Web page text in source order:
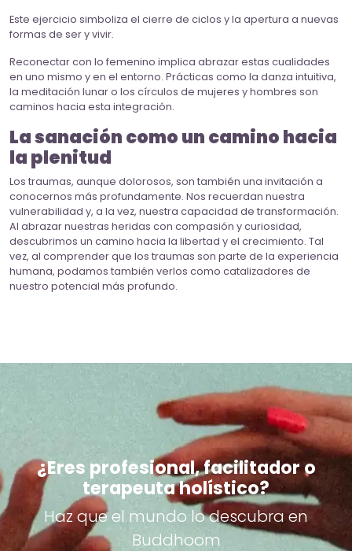
Este ejercicio simboliza el cierre de ciclos y la apertura a nuevas
formas de ser y vivir.
Reconectar con lo femenino implica abrazar estas cualidades
en uno mismo y en el entorno. Prácticas como la danza intuitiva,
la meditación lunar o los círculos de mujeres y hombres son
caminos hacia esta integración.
La sanación como un camino hacia
la plenitud
Los traumas, aunque dolorosos, son también una invitación a
conocernos más profundamente. Nos recuerdan nuestra
vulnerabilidad y, a la vez, nuestra capacidad de transformación.
Al abrazar nuestras heridas con compasión y curiosidad,
descubrimos un camino hacia la libertad y el crecimiento. Tal
vez, al comprender que los traumas son parte de la experiencia
humana, podamos también verlos como catalizadores de
nuestro potencial más profundo.
¿Eres profesional, facilitador o
terapeuta holístico?
Haz que el mundo lo descubra en
Buddhoom